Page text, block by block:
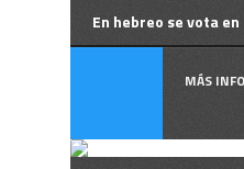
En hebreo se vota
MÁS